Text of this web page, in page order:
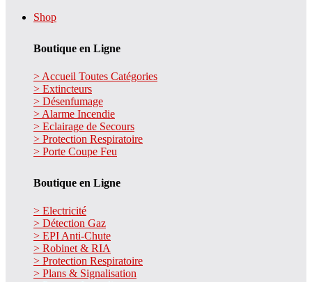
Shop
Boutique en Ligne
> Accueil Toutes Catégories
> Extincteurs
> Désenfumage
> Alarme Incendie
> Eclairage de Secours
> Protection Respiratoire
> Porte Coupe Feu
Boutique en Ligne
> Electricité
> Détection Gaz
> EPI Anti-Chute
> Robinet & RIA
> Protection Respiratoire
> Plans & Signalisation